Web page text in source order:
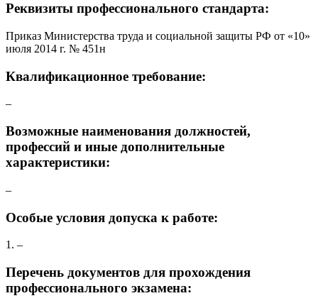
Реквизиты профессионального стандарта:
Приказ Министерства труда и социальной защиты РФ от «10»
июля 2014 г. № 451н
Квалификационное требование:
–
Возможные наименования должностей,
профессий и иные дополнительные
характеристики:
–
Особые условия допуска к работе:
1. –
Перечень документов для прохождения
профессионального экзамена: